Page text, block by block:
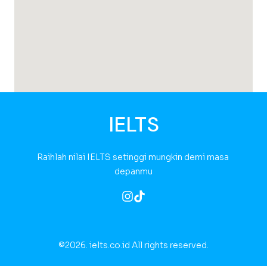
IELTS
Raihlah nilai IELTS setinggi mungkin demi masa
depanmu
©2026. ielts.co.id All rights reserved.